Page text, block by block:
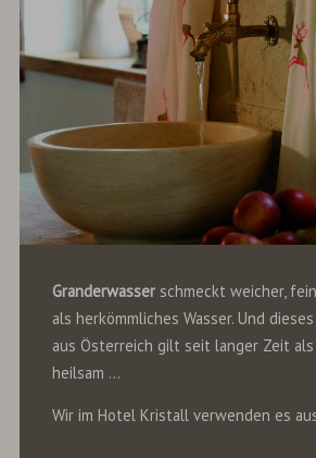
Granderwasserschmeckt weicher,
als herkömmliches Wasser. Und
aus Österreich gilt seit langer Zeit
heilsam ...
Wir im Hotel Kristall verwenden es